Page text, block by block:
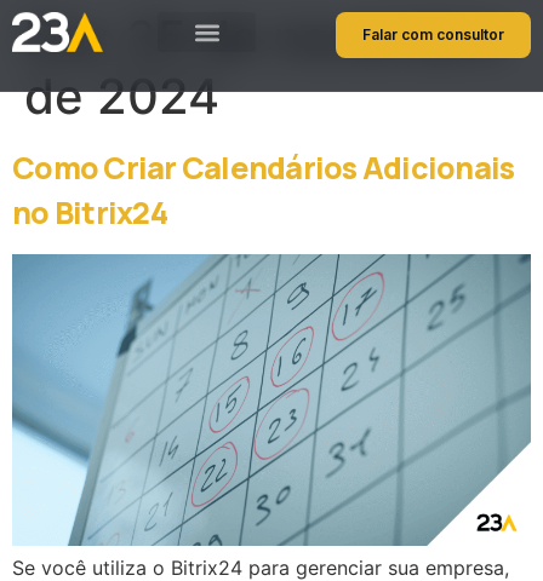
Falar com consultor
Dia:
25 de novembro
de 2024
Como Criar Calendários Adicionais
no Bitrix24
Se você utiliza o Bitrix24 para gerenciar sua empresa,